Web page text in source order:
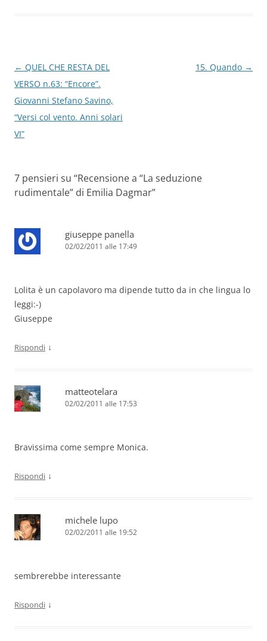
Navigazione
articolo
← QUEL CHE RESTA DEL
VERSO n.63: “Encore”.
Giovanni Stefano Savino,
“Versi col vento. Anni solari
VI”
15. Quando →
7 pensieri su “Recensione a “La seduzione
rudimentale” di Emilia Dagmar”
giuseppe panella
02/02/2011 alle 17:49
Lolita è un capolavoro ma dipende tutto da in che lingua lo
leggi:-)
Giuseppe
Rispondi ↓
matteotelara
02/02/2011 alle 17:53
Bravissima come sempre Monica.
Rispondi ↓
michele lupo
02/02/2011 alle 19:52
sembrerebbe interessante
Rispondi ↓